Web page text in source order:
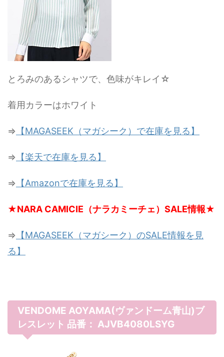
とろみのあるシャツで、色味がキレイ☆
着用カラーはホワイト
⇒ 【MAGASEEK（マガシーク）で在庫を見る】
⇒ 【楽天で在庫を見る】
⇒ 【Amazonで在庫を見る】
★NARA CAMICIE（ナラカミーチェ）SALE情報★
⇒ 【MAGASEEK（マガシーク）のSALE情報を見
る】
VENDOME AOYAMA(ヴァンドーム青山)ブ
レスレット 品番： AJVB4080LSYG